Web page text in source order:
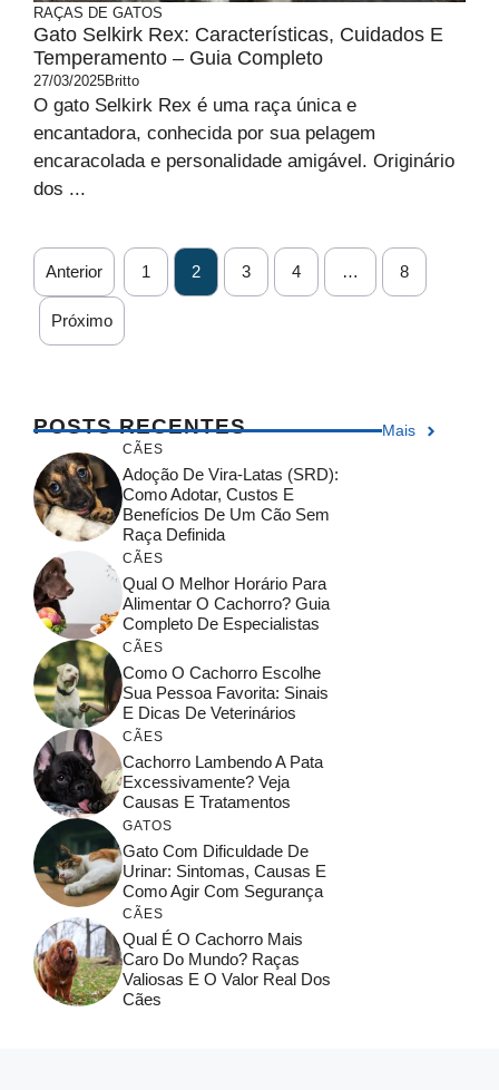
RAÇAS DE GATOS
Gato Selkirk Rex: Características, Cuidados E
Temperamento – Guia Completo
27/03/2025Britto
O gato Selkirk Rex é uma raça única e
encantadora, conhecida por sua pelagem
encaracolada e personalidade amigável. Originário
dos ...
Anterior 1 2 3 4 … 8
Próximo
POSTS RECENTES Mais
CÃES
Adoção De Vira-Latas (SRD):
Como Adotar, Custos E
Benefícios De Um Cão Sem
Raça Definida
CÃES
Qual O Melhor Horário Para
Alimentar O Cachorro? Guia
Completo De Especialistas
CÃES
Como O Cachorro Escolhe
Sua Pessoa Favorita: Sinais
E Dicas De Veterinários
CÃES
Cachorro Lambendo A Pata
Excessivamente? Veja
Causas E Tratamentos
GATOS
Gato Com Dificuldade De
Urinar: Sintomas, Causas E
Como Agir Com Segurança
CÃES
Qual É O Cachorro Mais
Caro Do Mundo? Raças
Valiosas E O Valor Real Dos
Cães